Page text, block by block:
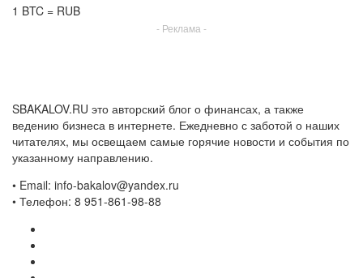
1 BTC = RUB
- Реклама -
SBAKALOV.RU это авторский блог о финансах, а также
ведению бизнеса в интернете. Ежедневно с заботой о наших
читателях, мы освещаем самые горячие новости и события по
указанному направлению.
• Email: info-bakalov@yandex.ru
• Телефон: 8 951-861-98-88